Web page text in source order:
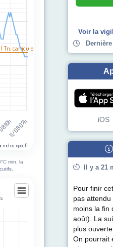
(°C). Data ranges from
16h
11/08 07h
meteo-npdc.fr
Tn. canicule
min. la
Voir la
Dernière
iOS
Il y a 21
Pour finir
pas
moins la fin
août). La
plus
On pourrait